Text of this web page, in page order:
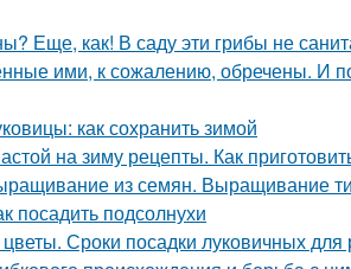
Еще, как! В саду эти грибы не
ими, к сожалению, обречены. И
как сохранить зимой
на зиму рецепты. Как
из семян. Выращивание
посадить подсолнухи
Сроки посадки луковичных для